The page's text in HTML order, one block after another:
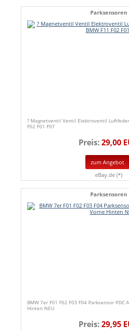
Parksensoren
? Magnetventil Ventil Elektroventil
F02 F01 F07
Preis:29,00
zum Angebot
eBay.de (*)
Parksensoren
BMW 7er F01 F02 F03 F04 Parksensor PDC
Hinten NEU
Preis:29,95